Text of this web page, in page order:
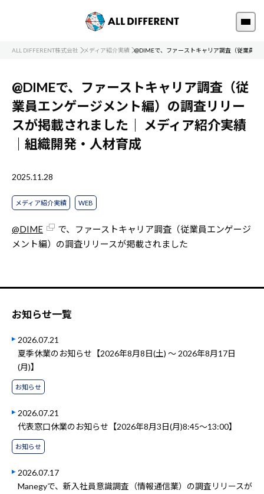
ALL DIFFERENT株式会社 メディア紹介実績 @DIMEで、ファーストキャリア調査（従業員
@DIMEで、ファーストキャリア調査（従
業員エンゲージメント編）の調査リリー
スが掲載されました｜ メディア紹介実績
｜組織開発・人材育成
2025.11.28
メディア紹介実績 WEB
@DIME
で、ファーストキャリア調査（従業員エンゲージ
メント編）の調査リリースが掲載されました
お知らせ一覧
2026.07.21
夏季休業のお知らせ【2026年8月8日(土) ～ 2026年8月17日
(月)】
お知らせ
2026.07.21
代表窓口休業のお知らせ【2026年8月3日(月)8:45～13:00】
お知らせ
2026.07.17
Manegyで、新入社員意識調査（情報通信業）の調査リリースが